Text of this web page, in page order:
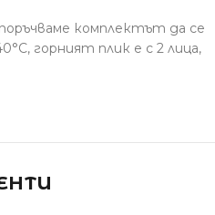
комплектът да се
горният плик е с 2 лица,